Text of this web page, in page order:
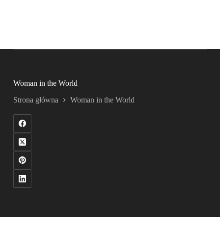
Woman in the World
Strona główna Woman in the World